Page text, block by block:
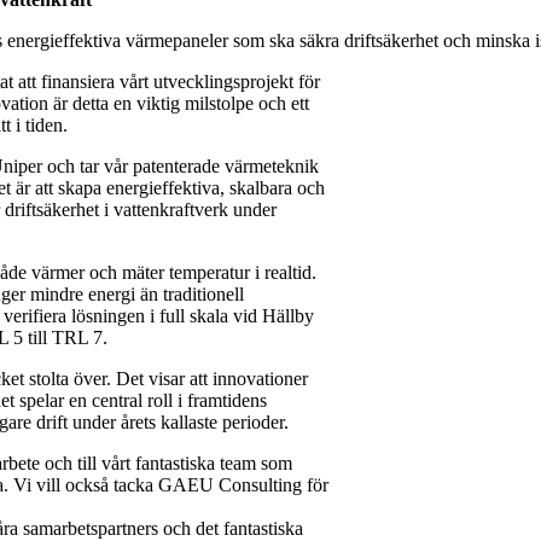
värmepaneler som ska säkra driftsäkerhet och
att finansiera vårt utvecklingsprojekt för
är detta en viktig milstolpe och ett
i tiden.
och tar vår patenterade värmeteknik
att skapa energieffektiva, skalbara och
i vattenkraftverk under
värmer och mäter temperatur i realtid.
mindre energi än traditionell
verifiera lösningen i full skala vid Hällby
5 till TRL 7.
stolta över. Det visar att innovationer
spelar en central roll i framtidens
drift under årets kallaste perioder.
och till vårt fantastiska team som
Vi vill också tacka GAEU Consulting för
samarbetspartners och det fantastiska